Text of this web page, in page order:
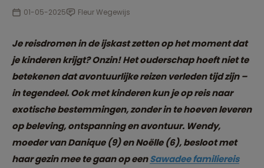
01-05-2025 Fleur Wegewijs
Je reisdromen in de ijskast zetten op het moment dat
je kinderen krijgt? Onzin! Het ouderschap hoeft niet te
betekenen dat avontuurlijke reizen verleden tijd zijn –
in tegendeel. Ook met kinderen kun je op reis naar
exotische bestemmingen, zonder in te hoeven leveren
op beleving, ontspanning en avontuur. Wendy,
moeder van Danique (9) en Noëlle (6), besloot met
haar gezin mee te gaan op eenSawadee familiereis